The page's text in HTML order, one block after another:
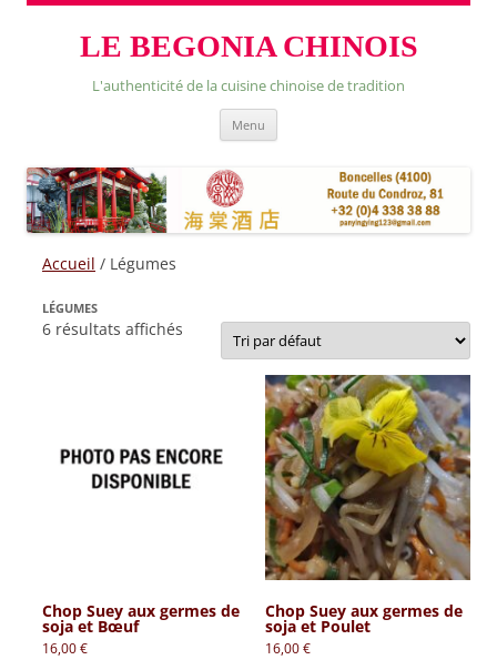
LE BEGONIA CHINOIS
L'authenticité de la cuisine chinoise de tradition
Menu
Accueil / Légumes
LÉGUMES
6 résultats affichés
Chop Suey aux germes de
soja et Bœuf
16,00€
Chop Suey aux germes de
soja et Poulet
16,00€